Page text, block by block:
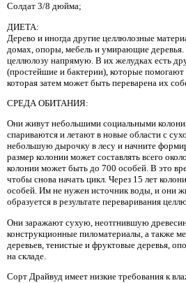
Солдат 3/8 дюйма;
ДИЕТА:
Дерево и иногда другие целлюлозные
домах, опоры, мебель и умирающие деревья.
целлюлозу напрямую. В их желудках есть
(простейшие и бактерии), которые помогают
которая затем может быть переварена их
СРЕДА ОБИТАНИЯ:
Они живут небольшими социальными
спариваются и летают в новые области с
небольшую дырочку в лесу и начните
размер колонии может составлять всего
колонии может быть до 700 особей. В это
чтобы снова начать цикл. Через 15 лет
особей. Им не нужен источник воды, и они
образуется в результате переваривания
Они заражают сухую, неотгнившую
конструкционные пиломатериалы, а также
деревьев, тенистые и фруктовые деревья,
на складе.
Сорт Драйвуд имеет низкие требования к